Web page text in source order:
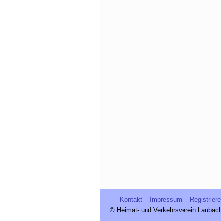
Kontakt Impressum
© Heimat- und Verkehrsverein